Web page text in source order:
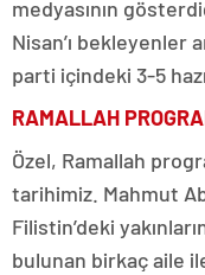
medyasının
Nisan’ı bekleyenler
parti içindeki 3-5
RAMALLAH
Özel, Ramallah
tarihimiz. Mahmut
Filistin’deki
bulunan birkaç aile